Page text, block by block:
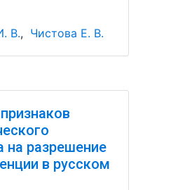
В., Чистова Е. В.
на разрешение
в русском